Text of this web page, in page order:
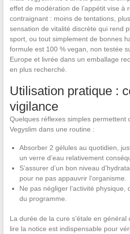
effet de modération de l’appétit vise à
contraignant : moins de tentations,
sensation de vitalité discrète qui rend
sport, ou tout simplement de bonnes
formule est 100 % vegan, non testée
Europe et livrée dans un emballage
en plus recherché.
Utilisation pratique :
vigilance
Quelques réflexes simples permettent
Vegyslim dans une routine :
Absorber 2 gélules au quotidien,
un verre d’eau relativement
S’assurer d’un bon niveau
pour ne pas appauvrir l’organisme.
Ne pas négliger l’activité physique,
du programme.
La durée de la cure s’étale en
lire la notice est indispensable pour